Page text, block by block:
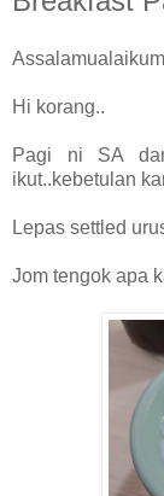
Hi korang..
Pagi ni SA
ikut..kebetulan
Lepas settled
Jom tengok apa